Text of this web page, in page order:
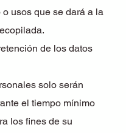
o usos que se dará a la
de los datos
solo serán
el tiempo mínimo
los fines de su